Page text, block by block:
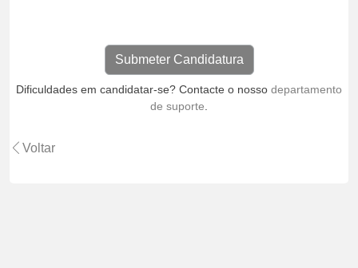
Dificuldades em candidatar-se? Contacte o nosso departamento
de suporte.
Voltar